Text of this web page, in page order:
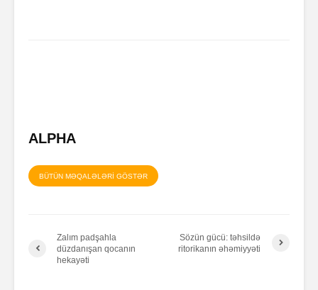
ALPHA
BÜTÜN MƏQALƏLƏRİ GÖSTƏR
Zalım padşahla
düzdanışan qocanın
hekayəti
Sözün gücü: təhsildə
ritorikanın əhəmiyyəti